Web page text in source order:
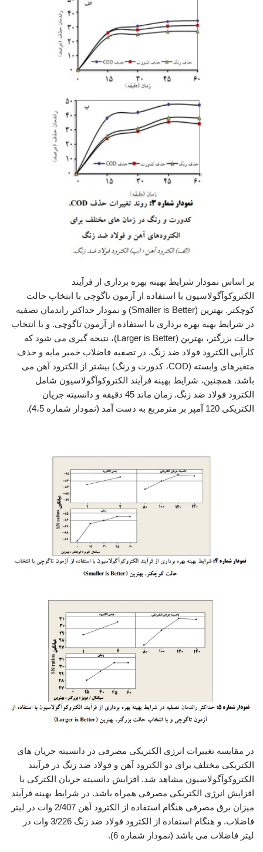
بر اساس نمودار شرایط بهینه بهره برداری از فرآیند
الکتروکوآگولاسیون با استفاده از آزمون تاگوچی با انتخاب حالت
کوچکتر. بهترین (Smaller is Better) و نمودار حداکثر راندمان تصفیه
در شرایط بهیه بهره برداری با استفاده از آزمون تاگوچی. و با انتخاب
حالت بزرگتر، بهترین (Larger is Better)، نتیجه گیری می شود که
کارآیی الکترود فولاد ضد زنگ. در تصفیه فاضلاب خمیر مایه و حذف
متغیرهای وابسته (COD، کدورت و رنگ) بیشتر از الکترود آهن می
باشد. همچنین، شرایط بهینه فرآیند الکتروکوآگولاسیون شامل
الکترود فولاد ضد زنگ. زمان ماند 45 دقیقه و دانسیته جریان
الکتریکی 120 آمپر بر مترمربع به دست آمد (نمودار شماره 4،5).
در مقایسه تغییرات انرژی الکتریکی مصرفی در دانسیته جریان های
الکتریکی مختلف برای دو الکترود آهن و فولاد ضد زنگ در فرآیند
الکتروکوآگولاسیون مشاهد شد. افزایش دانسیته جریان الکترکی با
افزایش انرژی الکتریکی مصرفی همراه باشد. در شرایط بهینه فرآیند
میزان برق مصرفی هنگام استفاده از الکترود آهن 2/407 وات در لیتر
فاضلاب. و هنگام استفاده از الکترود فولاد ضد زنگ 3/226 وات در
لیتر فاضلاب می باشد (نمودار شماره 6).